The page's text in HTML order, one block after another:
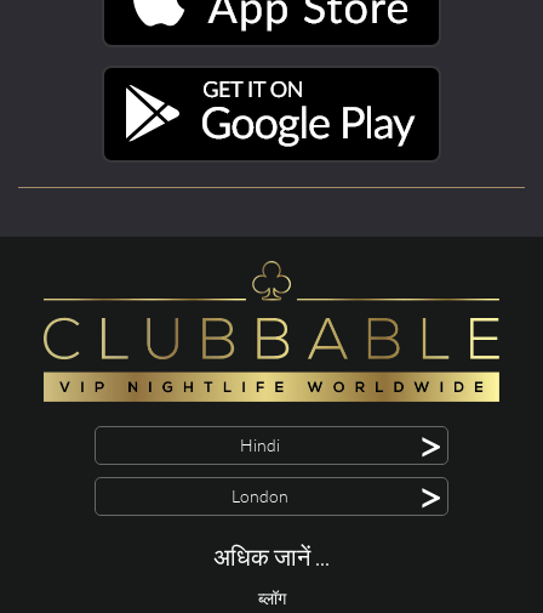
Hindi >
London >
अधिक जानें ...
ब्लॉग